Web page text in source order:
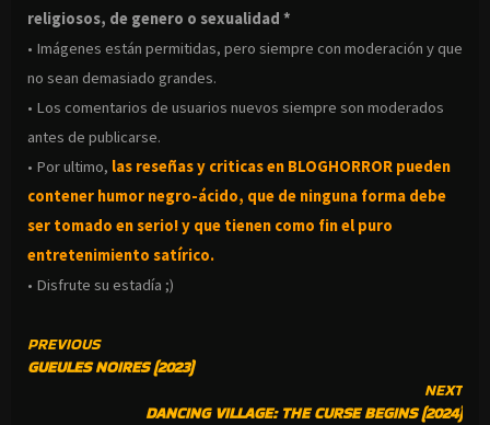
religiosos, de genero o sexualidad *
• Imágenes están permitidas, pero siempre con moderación y que
no sean demasiado grandes.
• Los comentarios de usuarios nuevos siempre son moderados
antes de publicarse.
• Por ultimo, las reseñas y criticas en BLOGHORROR pueden
contener humor negro-ácido, que de ninguna forma debe
ser tomado en serio! y que tienen como fin el puro
entretenimiento satírico.
• Disfrute su estadía ;)
CONTINUE
READING
PREVIOUS
GUEULES NOIRES (2023)
NEXT
DANCING VILLAGE: THE CURSE BEGINS (2024)